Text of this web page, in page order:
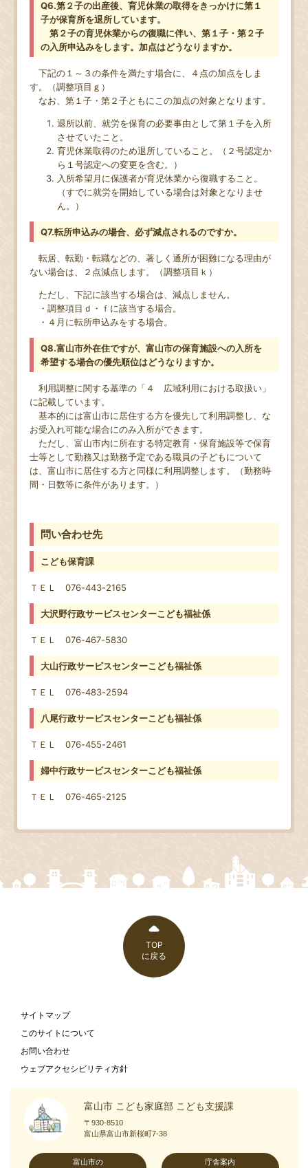
Q6.第２子の出産後、育児休業の取得をきっかけに第１
子が保育所を退所しています。
第２子の育児休業からの復職に伴い、第１子・第２子
の入所申込みをします。加点はどうなりますか。
下記の１～３の条件を満たす場合に、４点の加点をしま
す。（調整項目ｇ）
なお、第１子・第２子ともにこの加点の対象となります。
退所以前、就労を保育の必要事由として第１子を入所
させていたこと。
育児休業取得のため退所していること。（２号認定か
ら１号認定への変更を含む。）
入所希望月に保護者が育児休業から復職すること。
（すでに就労を開始している場合は対象となりませ
ん。）
Q7.転所申込みの場合、必ず減点されるのですか。
転居、転勤・転職などの、著しく通所が困難になる理由が
ない場合は、２点減点します。（調整項目ｋ）
ただし、下記に該当する場合は、減点しません。
・調整項目ｄ・ｆに該当する場合。
・４月に転所申込みをする場合。
Q8.富山市外在住ですが、富山市の保育施設への入所を
希望する場合の優先順位はどうなりますか。
利用調整に関する基準の「４ 広域利用における取扱い」
に記載しています。
基本的には富山市に居住する方を優先して利用調整し、な
お受入れ可能な場合にのみ入所ができます。
ただし、富山市内に所在する特定教育・保育施設等で保育
士等として勤務又は勤務予定である職員の子どもについて
は、富山市に居住する方と同様に利用調整します。（勤務時
間・日数等に条件があります。）
問い合わせ先
こども保育課
ＴＥＬ 076-443-2165
大沢野行政サービスセンターこども福祉係
ＴＥＬ 076-467-5830
大山行政サービスセンターこども福祉係
ＴＥＬ 076-483-2594
八尾行政サービスセンターこども福祉係
ＴＥＬ 076-455-2461
婦中行政サービスセンターこども福祉係
ＴＥＬ 076-465-2125
TOP
に戻る
サイトマップ
このサイトについて
お問い合わせ
ウェブアクセシビリティ方針
富山市 こども家庭部 こども支援課
〒930-8510
富山県富山市新桜町7-38
富山市の 庁舎案内